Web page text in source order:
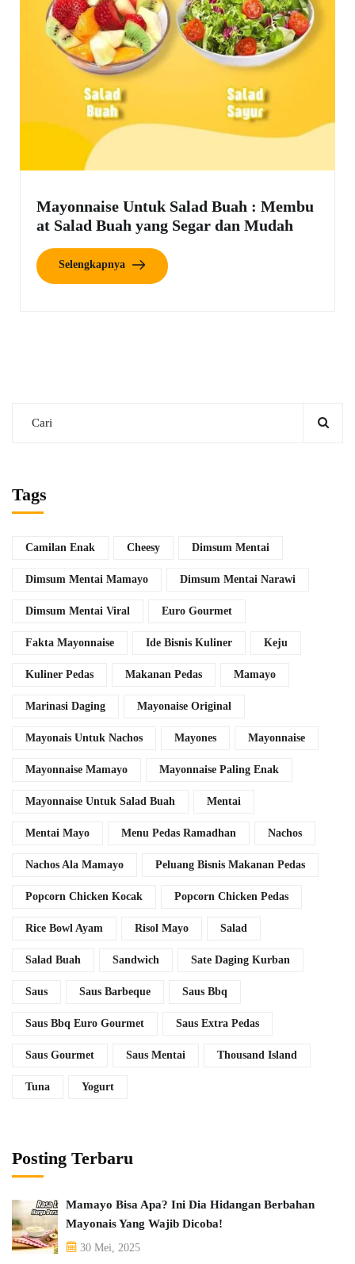
Mayonnaise Untuk Salad Buah : Membu
at Salad Buah yang Segar dan Mudah
Selengkapnya
Tags
Camilan Enak Cheesy Dimsum Mentai
Dimsum Mentai Mamayo Dimsum Mentai Narawi
Dimsum Mentai Viral Euro Gourmet
Fakta Mayonnaise Ide Bisnis Kuliner Keju
Kuliner Pedas Makanan Pedas Mamayo
Marinasi Daging Mayonaise Original
Mayonais Untuk Nachos Mayones Mayonnaise
Mayonnaise Mamayo Mayonnaise Paling Enak
Mayonnaise Untuk Salad Buah Mentai
Mentai Mayo Menu Pedas Ramadhan Nachos
Nachos Ala Mamayo Peluang Bisnis Makanan Pedas
Popcorn Chicken Kocak Popcorn Chicken Pedas
Rice Bowl Ayam Risol Mayo Salad
Salad Buah Sandwich Sate Daging Kurban
Saus Saus Barbeque Saus Bbq
Saus Bbq Euro Gourmet Saus Extra Pedas
Saus Gourmet Saus Mentai Thousand Island
Tuna Yogurt
Posting Terbaru
Mamayo Bisa Apa? Ini Dia Hidangan Berbahan
Mayonais Yang Wajib Dicoba!
30 Mei, 2025